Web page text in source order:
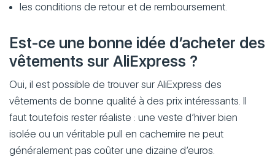
les conditions de retour et de remboursement.
Est-ce une bonne idée d’acheter des
vêtements sur AliExpress ?
Oui, il est possible de trouver sur AliExpress des
vêtements de bonne qualité à des prix intéressants. Il
faut toutefois rester réaliste : une veste d’hiver bien
isolée ou un véritable pull en cachemire ne peut
généralement pas coûter une dizaine d’euros.